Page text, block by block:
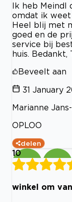
Ik heb Meindl
omdat ik weet
Heel blij met
goed en de
service bij
huis. Bedankt,
Beveelt aan
31 January
Marianne
OPLOO
delen
10
winkel om